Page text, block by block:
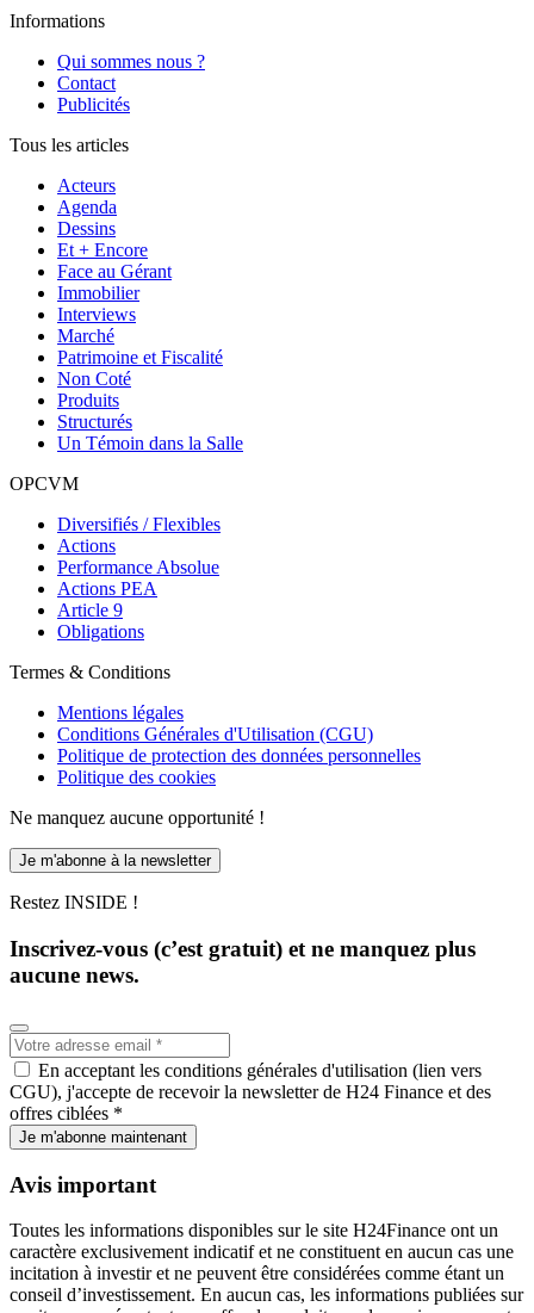
Informations
Qui sommes nous ?
Contact
Publicités
Tous les articles
Acteurs
Agenda
Dessins
Et + Encore
Face au Gérant
Immobilier
Interviews
Marché
Patrimoine et Fiscalité
Non Coté
Produits
Structurés
Un Témoin dans la Salle
OPCVM
Diversifiés / Flexibles
Actions
Performance Absolue
Actions PEA
Article 9
Obligations
Termes & Conditions
Mentions légales
Conditions Générales d'Utilisation (CGU)
Politique de protection des données personnelles
Politique des cookies
Ne manquez aucune opportunité !
Je m'abonne à la newsletter
Restez INSIDE !
Inscrivez-vous (c’est gratuit) et ne manquez plus
aucune news.
En acceptant les conditions générales d'utilisation (lien vers
CGU), j'accepte de recevoir la newsletter de H24 Finance et des
offres ciblées *
Je m'abonne maintenant
Avis important
Toutes les informations disponibles sur le site H24Finance ont un
caractère exclusivement indicatif et ne constituent en aucun cas une
incitation à investir et ne peuvent être considérées comme étant un
conseil d’investissement. En aucun cas, les informations publiées sur